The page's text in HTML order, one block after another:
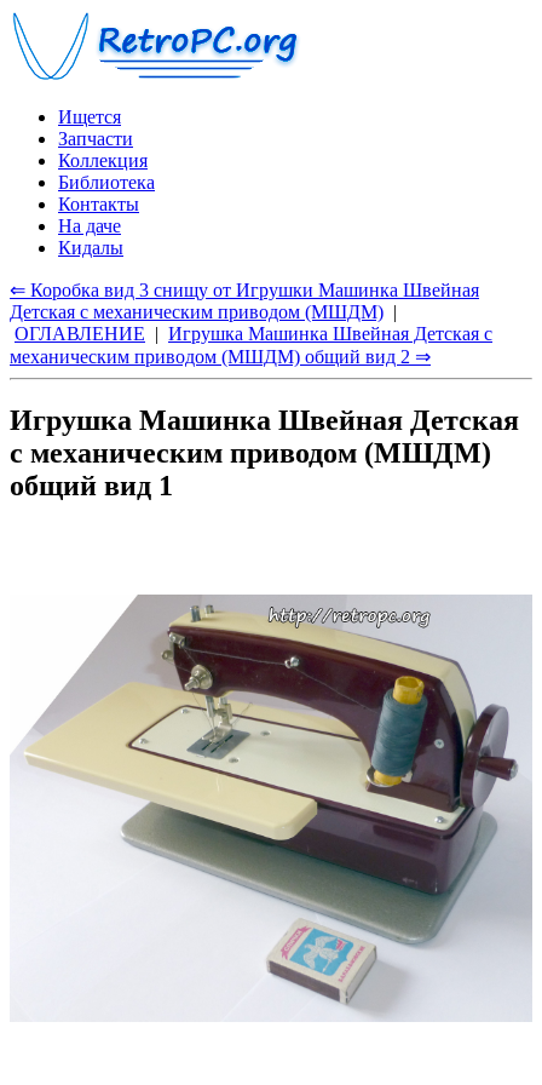
Ищется
Запчасти
Коллекция
Библиотека
Контакты
На даче
Кидалы
⇐ Коробка вид 3 снищу от Игрушки Машинка Швейная
Детская с механическим приводом (МШДМ) |
ОГЛАВЛЕНИЕ | Игрушка Машинка Швейная Детская с
механическим приводом (МШДМ) общий вид 2 ⇒
Игрушка Машинка Швейная Детская
с механическим приводом (МШДМ)
общий вид 1